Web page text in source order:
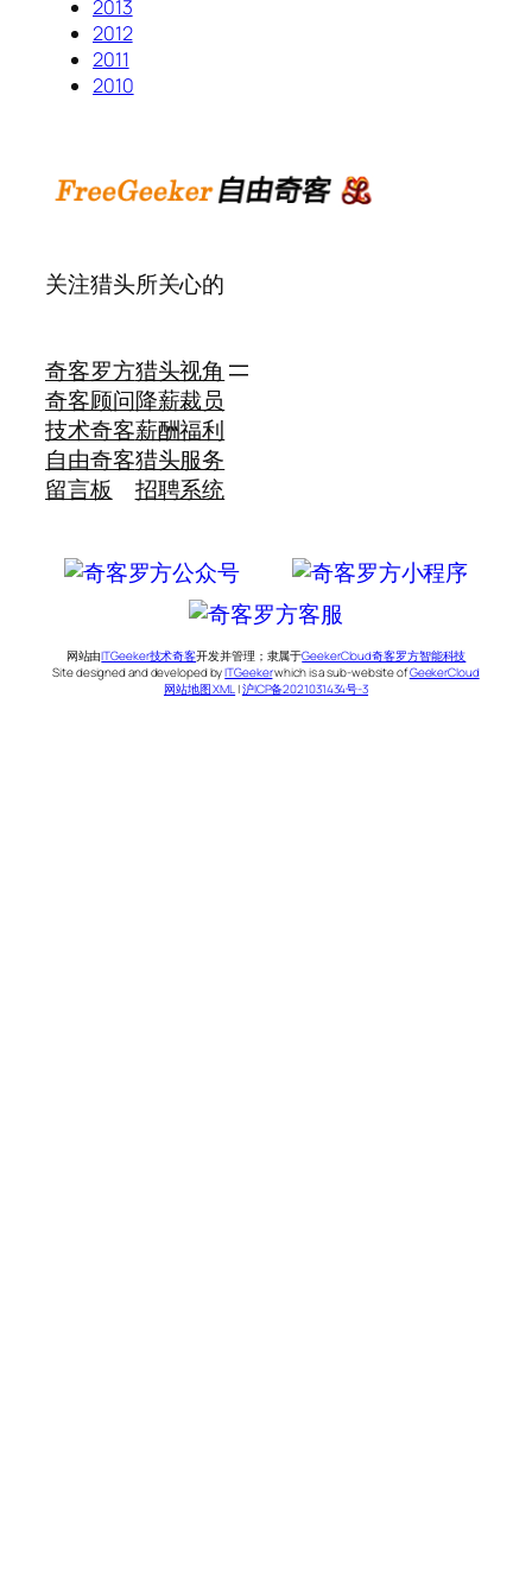
2013
2012
2011
2010
关注猎头所关心的
奇客罗方
奇客顾问
技术奇客
自由奇客
留言板
猎头视角
降薪裁员
薪酬福利
猎头服务
招聘系统
网站由ITGeeker技术奇客开发并管理；隶属于GeekerCloud奇客罗方智能科技
Site designed and developed byITGeekerwhich is a sub-website ofGeekerCloud
网站地图 XML |沪ICP备2021031434号-3